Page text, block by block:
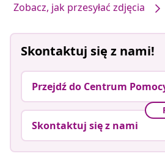
Zobacz, jak przesyłać zdjęcia
Skontaktuj się z nami!
Przejdź do Centrum
Skontaktuj się z nami